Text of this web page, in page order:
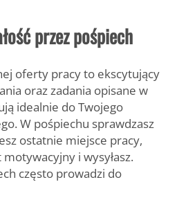
przez pośpiech
oferty pracy to ekscytujący
oraz zadania opisane w
idealnie do Twojego
W pośpiechu sprawdzasz
ostatnie miejsce pracy,
i wysyłasz.
często prowadzi do